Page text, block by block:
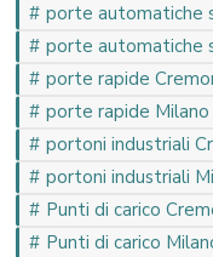
porte automatiche
porte automatiche
porte rapide
porte rapide Milano
portoni industriali
portoni industriali
Punti di carico
Punti di carico